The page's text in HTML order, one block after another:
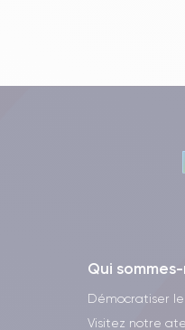
Qui
Démocratiser
Visitez notre